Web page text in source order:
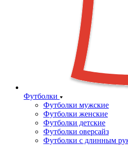
Футболки
Футболки мужские
Футболки женские
Футболки детские
Футболки оверсайз
Футболки с длинным